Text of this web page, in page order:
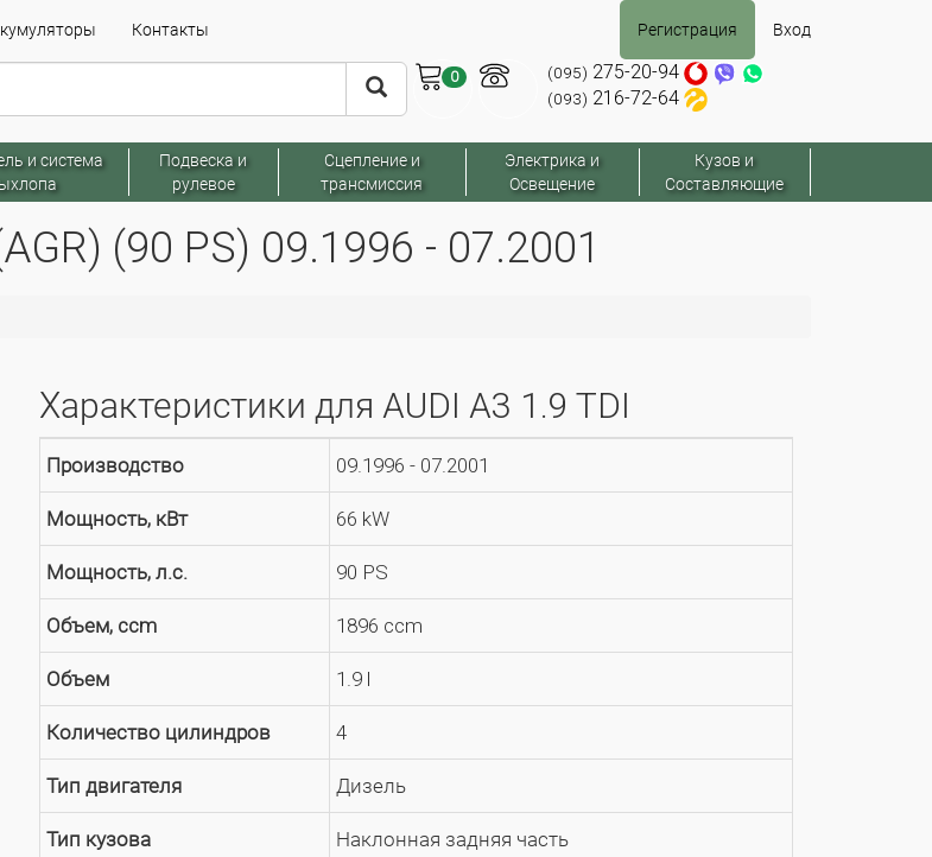
Контакты Регистрация Вход
0 (095) 275-20-94
(093) 216-72-64
и система
Подвеска и
рулевое
Сцепление и
трансмиссия
Электрика и
Освещение
Кузов и
Составляющие
(90 PS) 09.1996 - 07.2001
Характеристики для AUDI A3 1.9 TDI
Производство 09.1996 - 07.2001
Мощность, кВт 66 kW
Мощность, л.с. 90 PS
Объем, ccm 1896 ccm
Объем 1.9 l
Количество цилиндров 4
Тип двигателя Дизель
Тип кузова Наклонная задняя часть